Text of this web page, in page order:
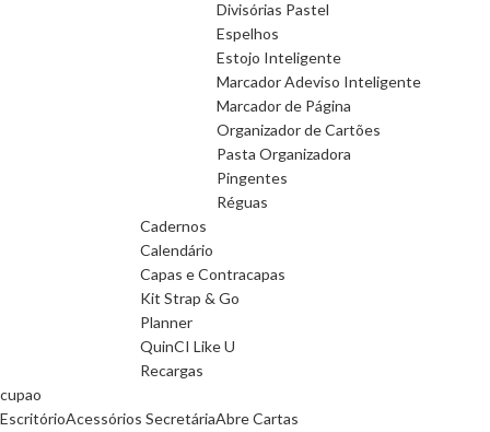
Divisórias Pastel
Espelhos
Estojo Inteligente
Marcador Adeviso Inteligente
Marcador de Página
Organizador de Cartões
Pasta Organizadora
Pingentes
Réguas
Cadernos
Calendário
Capas e Contracapas
Kit Strap & Go
Planner
QuinCI Like U
Recargas
cupao
EscritórioAcessórios SecretáriaAbre Cartas